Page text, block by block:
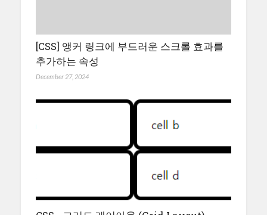
[CSS] 앵커 링크에 부드러운 스크롤 효과를
추가하는 속성
December 27, 2024